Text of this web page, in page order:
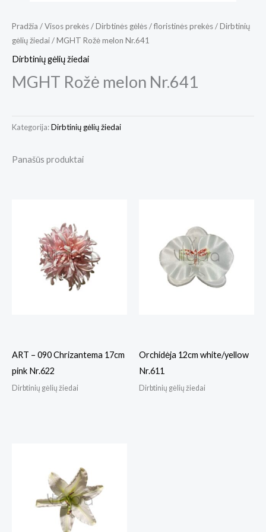
Pradžia /Visos prekės/Dirbtinės gėlės / floristinės prekės/Dirbtinių
gėlių žiedai/ MGHT Rožė melon Nr.641
Dirbtinių gėlių žiedai
MGHT Rožė melon Nr.641
Kategorija:Dirbtinių gėlių žiedai
Panašūs produktai
ART – 090 Chrizantema 17cm
pink Nr.622
Dirbtinių gėlių žiedai
Orchidėja 12cm white/yellow
Nr.611
Dirbtinių gėlių žiedai